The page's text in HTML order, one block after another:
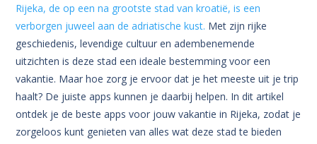
Rijeka, de op een na grootste stad van kroatië, is een
verborgen juweel aan de adriatische kust. Met zijn rijke
geschiedenis, levendige cultuur en adembenemende
uitzichten is deze stad een ideale bestemming voor een
vakantie. Maar hoe zorg je ervoor dat je het meeste uit je trip
haalt? De juiste apps kunnen je daarbij helpen. In dit artikel
ontdek je de beste apps voor jouw vakantie in Rijeka, zodat je
zorgeloos kunt genieten van alles wat deze stad te bieden